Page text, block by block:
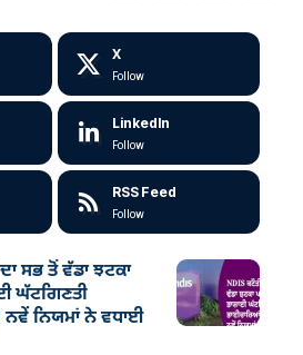
X
Follow
LinkedIn
Follow
RSS Feed
Follow
ਸਭ ਤੋਂ ਵੱਡਾ ਝਟਕਾ
ਘੱਟਗਿਣਤੀ
ਨਿਯਮਾਂ ਨੇ ਵਧਾਈ